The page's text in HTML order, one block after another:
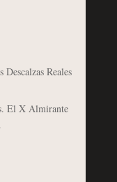
Reales
El X Almirante